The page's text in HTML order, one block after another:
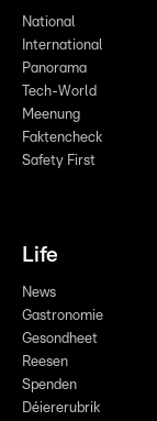
National
International
Panorama
Tech-World
Meenung
Faktencheck
Safety First
Life
News
Gastronomie
Gesondheet
Reesen
Spenden
Déiererubrik